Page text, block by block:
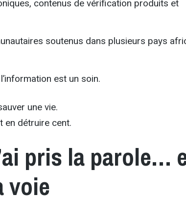
contenus de vérification produits et
soutenus dans plusieurs pays
est un soin.
une vie.
en détruire cent.
pris la parole…
voie